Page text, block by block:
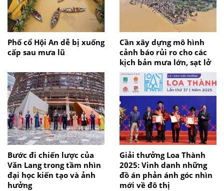
Phố cổ Hội An dễ bị xuống
cấp sau mưa lũ
Cần xây dựng mô hình
cảnh báo rủi ro cho các
kịch bản mưa lớn, sạt lở
Bước đi chiến lược của
Văn Lang trong tầm nhìn
đại học kiến tạo và ảnh
hưởng
Giải thưởng Loa Thành
2025: Vinh danh những
đồ án phản ánh góc nhìn
mới về đô thị